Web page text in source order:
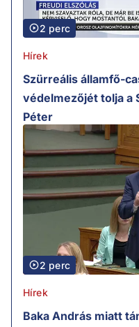
2 perc
Hírek
Szürreális államfő-
védelmezőjét tolja a
Péter
2 perc
Hírek
Baka András miatt